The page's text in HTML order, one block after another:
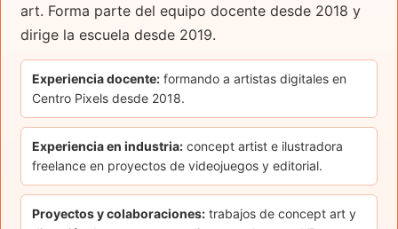
art. Forma parte del equipo docente desde 2018 y
dirige la escuela desde 2019.
Experiencia docente: formando a artistas digitales en
Centro Pixels desde 2018.
Experiencia en industria: concept artist e ilustradora
freelance en proyectos de videojuegos y editorial.
Proyectos y colaboraciones: trabajos de concept art y